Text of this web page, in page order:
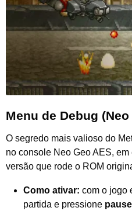
Menu de Debug (Neo
O segredo mais valioso do
no console Neo Geo AES,
versão que rode o ROM
Como ativar: com o jogo
partida e pressione